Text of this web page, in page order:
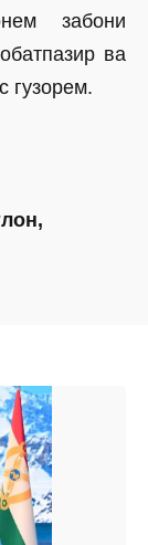
забони
ва
гузорем.